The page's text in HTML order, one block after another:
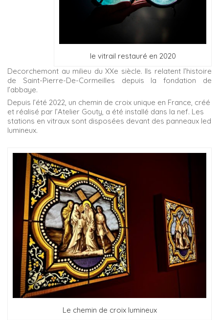
le vitrail restauré en 2020
Decorchemont au milieu du XXe siècle. Ils relatent l’histoire
de Saint-Pierre-De-Cormeilles depuis la fondation de
l’abbaye.
Depuis l’été 2022, un chemin de croix unique en France, créé
et réalisé par l’Atelier Gouty, a été installé dans la nef. Les
stations en vitraux sont disposées devant des panneaux led
lumineux.
Le chemin de croix lumineux